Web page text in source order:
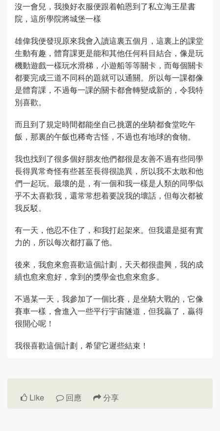
沒一會兒，我換好衣服便跟着帕恩到了私立海王星書
院，這所學院將城堡一樣
雄偉我便發現原來我會入讀這裏五個月，這裏上的課堂
生動有趣，體育課更是能和其他任何科目結合，像是玩
機動遊戲一樣玩水滑梯，小遊船等等關卡，而每個關卡
都要完成三道不同科的題就可以通關。所以每一課都像
是體育課，不過每一課的關卡都會轉變成新的，令我特
別喜歡。
而且到了規定時間都能坐自己挑選的坐騎都食堂吃午
飯，那裏的午飯也稀奇古怪，不過也有地球的食物。
我也找到了很多個好朋友他們都很是友善不過有些同學
長得異常奇怪有些甚至長得很詭異，所以我不太敢和他
們一起玩。最壞的是，有一個和我一樣是人類的同學似
乎不太喜歡我，還常常想着要說我的壞話，但每次都被
我反駁。
有一天，他忍不住了，和我打起架來。但我還是挺有實
力的，所以每次都打贏了他。
後來，我愈來愈喜歡這個計劃，天天都很盡興，我的成
績也愈來愈好，拿到的獎學金也愈來愈多。
不過某一天，我參加了一個比賽，是坐騎大戰的，它像
賽車一樣，會進入一些平行宇宙隧道，但我贏了，贏得
很開心呢！
我很喜歡這個計劃，希望它遲些結束！
Like 回應 分享